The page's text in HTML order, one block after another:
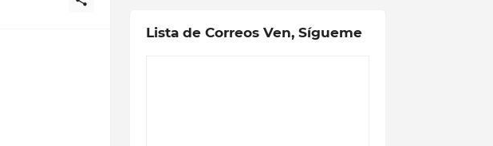
Lista de Correos Ven, Sígueme